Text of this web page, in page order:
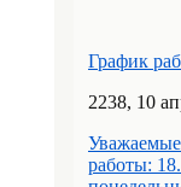
График
2238, 10
работы: